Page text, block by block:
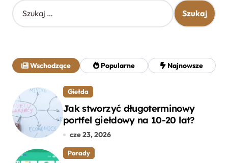
S
z
j
:
Wschodzące Popularne Najnowsze
Giełda
Jak stworzyć długoterminowy
portfel giełdowy na 10-20 lat?
cze 23, 2026
Porady